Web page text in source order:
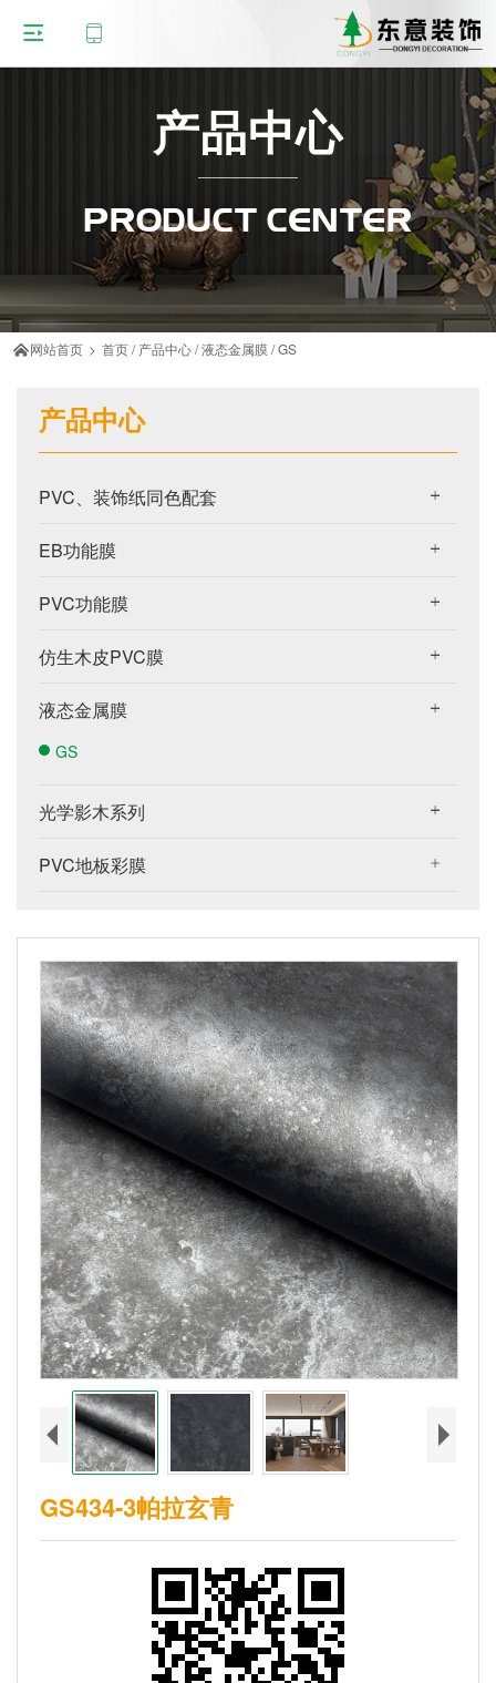
产品中心
PRODUCT CENTER
网站首页 > 首页/产品中心/液态金属膜/GS
产品中心
PVC、装饰纸同色配套
EB功能膜
PVC功能膜
仿生木皮PVC膜
液态金属膜
GS
光学影木系列
PVC地板彩膜
GS434-3帕拉玄青